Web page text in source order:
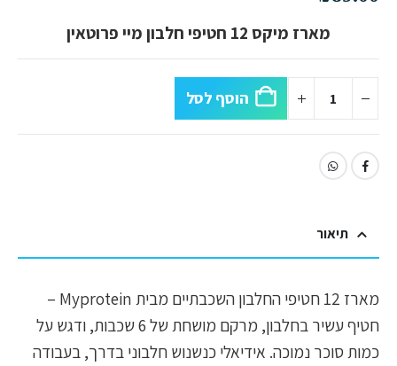
מארז מיקס 12 חטיפי חלבון מיי פרוטאין
הוסף לסל
תיאור
מארז 12 חטיפי החלבון השכבתיים מבית Myprotein –
חטיף עשיר בחלבון, מרקם מושחת של 6 שכבות, ודגש על
כמות סוכר נמוכה. אידיאלי כנשנוש חלבוני בדרך, בעבודה